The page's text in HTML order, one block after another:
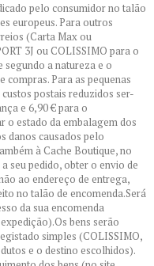
pelo consumidor no talão
europeus. Para outros
(Carta Max ou
3J ou COLISSIMO para o
a natureza e o
Para as pequenas
postais reduzidos ser-
e 6,90 € para o
o estado da embalagem dos
danos causados pelo
à Cache Boutique, no
seu pedido, obter o envio de
ao endereço de entrega,
no talão de encomenda.Será
da sua encomenda
bens serão
simples (COLISSIMO,
e o destino escolhidos).